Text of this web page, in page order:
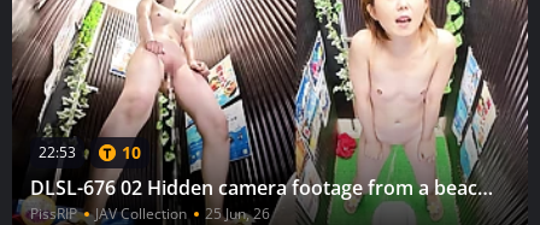
22:53 10
DLSL-676 02 Hidden camera footage from a beach house: Running into the toilet and urinating naked (4)
PissRIP JAV Collection 25 Jun, 26